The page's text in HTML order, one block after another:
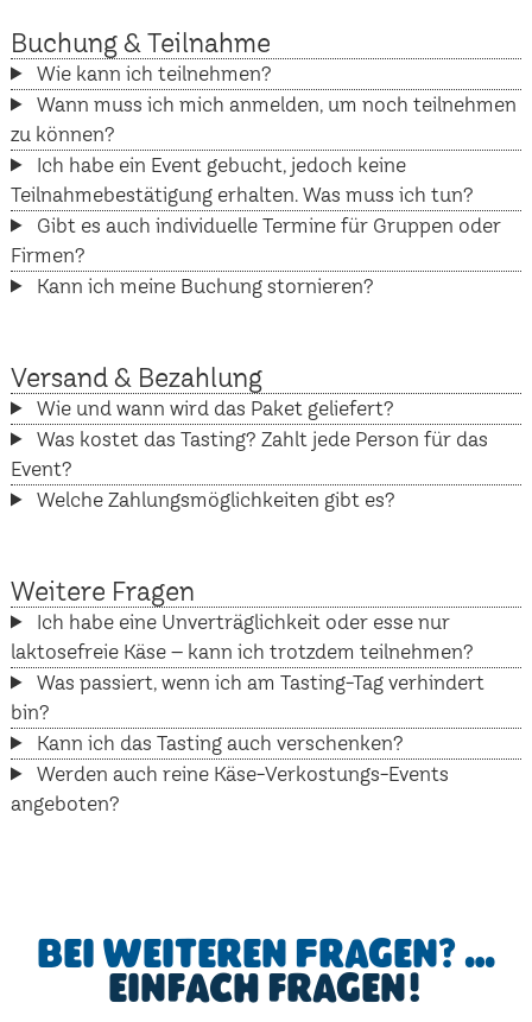
Buchung & Teilnahme
Wie kann ich teilnehmen?
Wann muss ich mich anmelden, um noch teilnehmen
zu können?
Ich habe ein Event gebucht, jedoch keine
Teilnahmebestätigung erhalten. Was muss ich tun?
Gibt es auch individuelle Termine für Gruppen oder
Firmen?
Kann ich meine Buchung stornieren?
Versand & Bezahlung
Wie und wann wird das Paket geliefert?
Was kostet das Tasting? Zahlt jede Person für das
Event?
Welche Zahlungsmöglichkeiten gibt es?
Weitere Fragen
Ich habe eine Unverträglichkeit oder esse nur
laktosefreie Käse – kann ich trotzdem teilnehmen?
Was passiert, wenn ich am Tasting-Tag verhindert
bin?
Kann ich das Tasting auch verschenken?
Werden auch reine Käse-Verkostungs-Events
angeboten?
Bei weiteren Fragen? …
einfach fragen!